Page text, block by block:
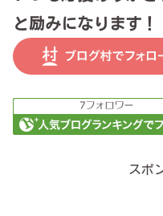
と励みになります！
スポ